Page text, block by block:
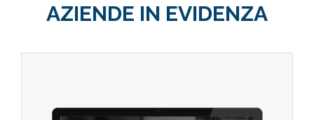
AZIENDE IN EVIDENZA